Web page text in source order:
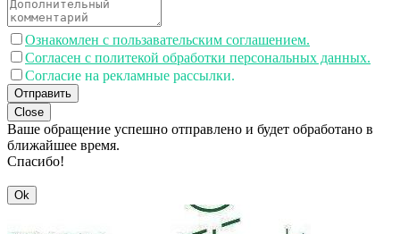
Ознакомлен с пользавательским соглашением.
Согласен с политекой обработки персональных данных.
Согласие на рекламные рассылки.
Отправить
Close
Ваше обращение успешно отправлено и будет обработано в
ближайшее время.
Спасибо!
Ok